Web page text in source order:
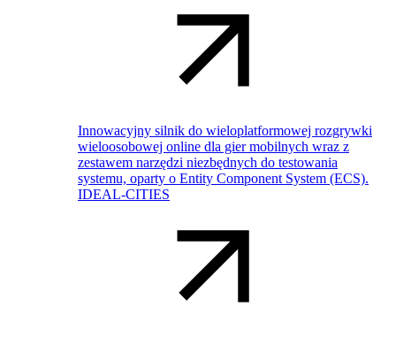
Innowacyjny silnik do wieloplatformowej rozgrywki
wieloosobowej online dla gier mobilnych wraz z
zestawem narzędzi niezbędnych do testowania
systemu, oparty o Entity Component System (ECS).
IDEAL-CITIES